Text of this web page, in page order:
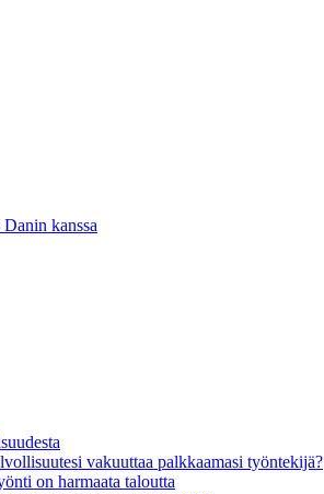
kanssa
vakuuttaa palkkaamasi työntekijä?
on harmaata taloutta